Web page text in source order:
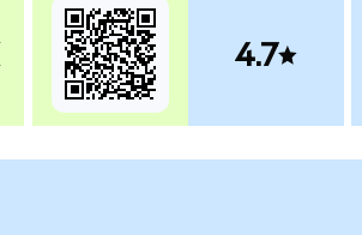
4.7